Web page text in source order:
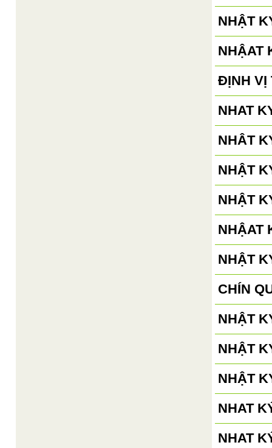
NHẬT
NHẬAT
ĐỊNH VỊ
NHAT
NHÂT
NHẬT
NHẬT
NHẬAT
NHẬT
CHÍN
NHẬT
NHẬT
NHẬT
NHAT
NHAT